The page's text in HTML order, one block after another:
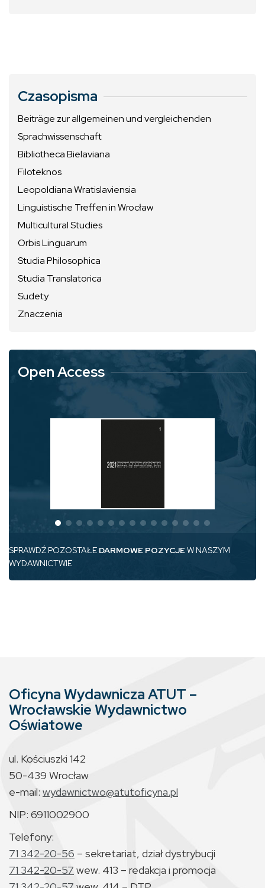
Czasopisma
Beiträge zur allgemeinen und vergleichenden
Sprachwissenschaft
Bibliotheca Bielaviana
Filoteknos
Leopoldiana Wratislaviensia
Linguistische Treffen in Wrocław
Multicultural Studies
Orbis Linguarum
Studia Philosophica
Studia Translatorica
Sudety
Znaczenia
Open Access
SPRAWDŹ POZOSTAŁE DARMOWE POZYCJEW NASZYM
WYDAWNICTWIE
Oficyna Wydawnicza ATUT –
Wrocławskie Wydawnictwo
Oświatowe
ul. Kościuszki 142
50-439 Wrocław
e-mail: wydawnictwo@atutoficyna.pl
NIP: 6911002900
Telefony:
71 342-20-56 – sekretariat, dział dystrybucji
71 342-20-57 wew. 413 – redakcja i promocja